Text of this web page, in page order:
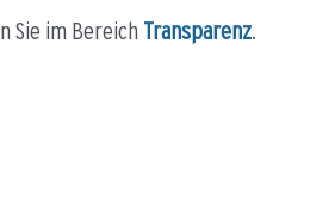
Sie im Bereich Transparenz.